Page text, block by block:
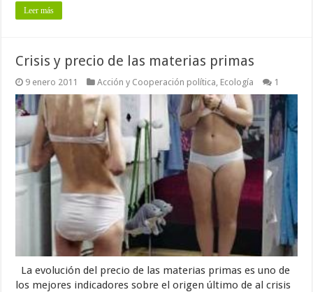
Leer más
Crisis y precio de las materias primas
9 enero 2011 Acción y Cooperación política, Ecología 1
La evolución del precio de las materias primas es uno de
los mejores indicadores sobre el origen último de al crisis